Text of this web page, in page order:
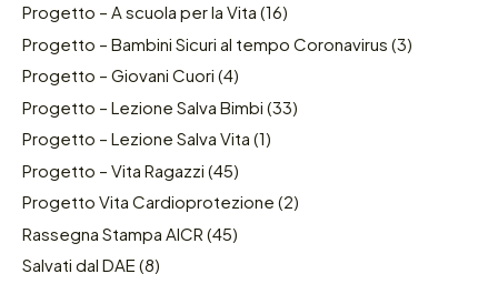
Progetto – A scuola per la Vita (16)
Progetto – Bambini Sicuri al tempo Coronavirus (3)
Progetto – Giovani Cuori (4)
Progetto – Lezione Salva Bimbi (33)
Progetto – Lezione Salva Vita (1)
Progetto – Vita Ragazzi (45)
Progetto Vita Cardioprotezione (2)
Rassegna Stampa AICR (45)
Salvati dal DAE (8)